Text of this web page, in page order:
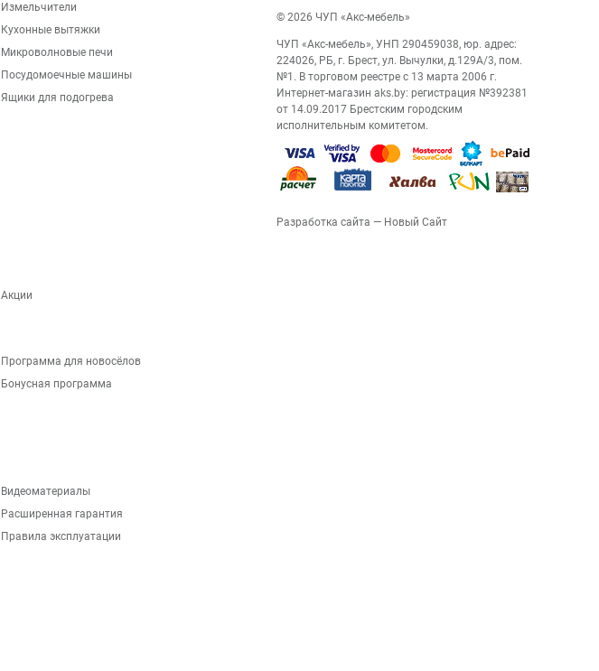
Измельчители
Кухонные вытяжки
Микроволновые печи
Посудомоечные машины
Ящики для подогрева
Акции
Программа для новосёлов
Бонусная программа
Видеоматериалы
Расширенная гарантия
Правила эксплуатации
© 2026 ЧУП «Акс-мебель»
ЧУП «Акс-мебель», УНП 290459038, юр. адрес:
224026, РБ, г. Брест, ул. Вычулки, д.129А/3, пом.
№1. В торговом реестре с 13 марта 2006 г.
Интернет-магазин aks.by: регистрация №392381
от 14.09.2017 Брестским городским
исполнительным комитетом.
Разработка сайта — Новый Сайт